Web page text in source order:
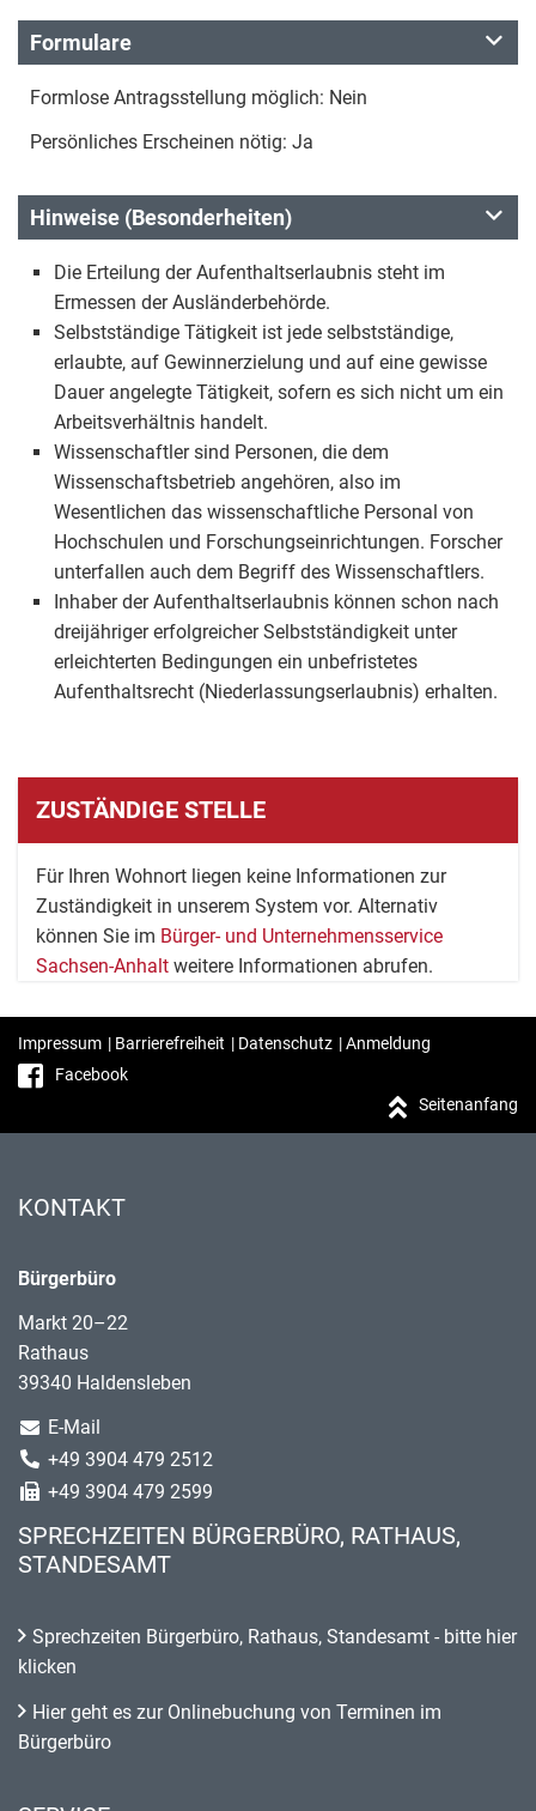
Formulare
Formlose Antragsstellung möglich: Nein
Persönliches Erscheinen nötig: Ja
Hinweise (Besonderheiten)
Die Erteilung der Aufenthaltserlaubnis steht im
Ermessen der Ausländerbehörde.
Selbstständige Tätigkeit ist jede selbstständige,
erlaubte, auf Gewinnerzielung und auf eine gewisse
Dauer angelegte Tätigkeit, sofern es sich nicht um ein
Arbeitsverhältnis handelt.
Wissenschaftler sind Personen, die dem
Wissenschaftsbetrieb angehören, also im
Wesentlichen das wissenschaftliche Personal von
Hochschulen und Forschungseinrichtungen. Forscher
unterfallen auch dem Begriff des Wissenschaftlers.
Inhaber der Aufenthaltserlaubnis können schon nach
dreijähriger erfolgreicher Selbstständigkeit unter
erleichterten Bedingungen ein unbefristetes
Aufenthaltsrecht (Niederlassungserlaubnis) erhalten.
ZUSTÄNDIGE STELLE
Für Ihren Wohnort liegen keine Informationen zur
Zuständigkeit in unserem System vor. Alternativ
können Sie im Bürger- und Unternehmensservice
Sachsen-Anhalt weitere Informationen abrufen.
Impressum | Barrierefreiheit | Datenschutz |Anmeldung
Facebook
Seitenanfang
KONTAKT
Bürgerbüro
Markt 20–22
Rathaus
39340 Haldensleben
E-Mail
+49 3904 479 2512
+49 3904 479 2599
SPRECHZEITEN BÜRGERBÜRO, RATHAUS,
STANDESAMT
Sprechzeiten Bürgerbüro, Rathaus, Standesamt - bitte hier
klicken
Hier geht es zur Onlinebuchung von Terminen im
Bürgerbüro